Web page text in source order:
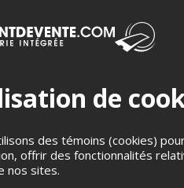
MOORE
Tour - Cabaret
15h00
de
des témoins (cookies)
offrir des fonctionnalités
nos sites.